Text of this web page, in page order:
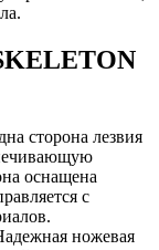
сторона лезвия
оснащена
с
ножевая